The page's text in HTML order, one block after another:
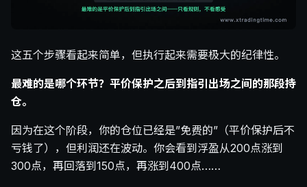
这五个步骤看起来简单，但执行起来需要极大的纪律性。
最难的是哪个环节？平价保护之后到指引出场之间的那段持
仓。
因为在这个阶段，你的仓位已经是”免费的”（平价保护后不
亏钱了），但利润还在波动。你会看到浮盈从200点涨到
300点，再回落到150点，再涨到400点……